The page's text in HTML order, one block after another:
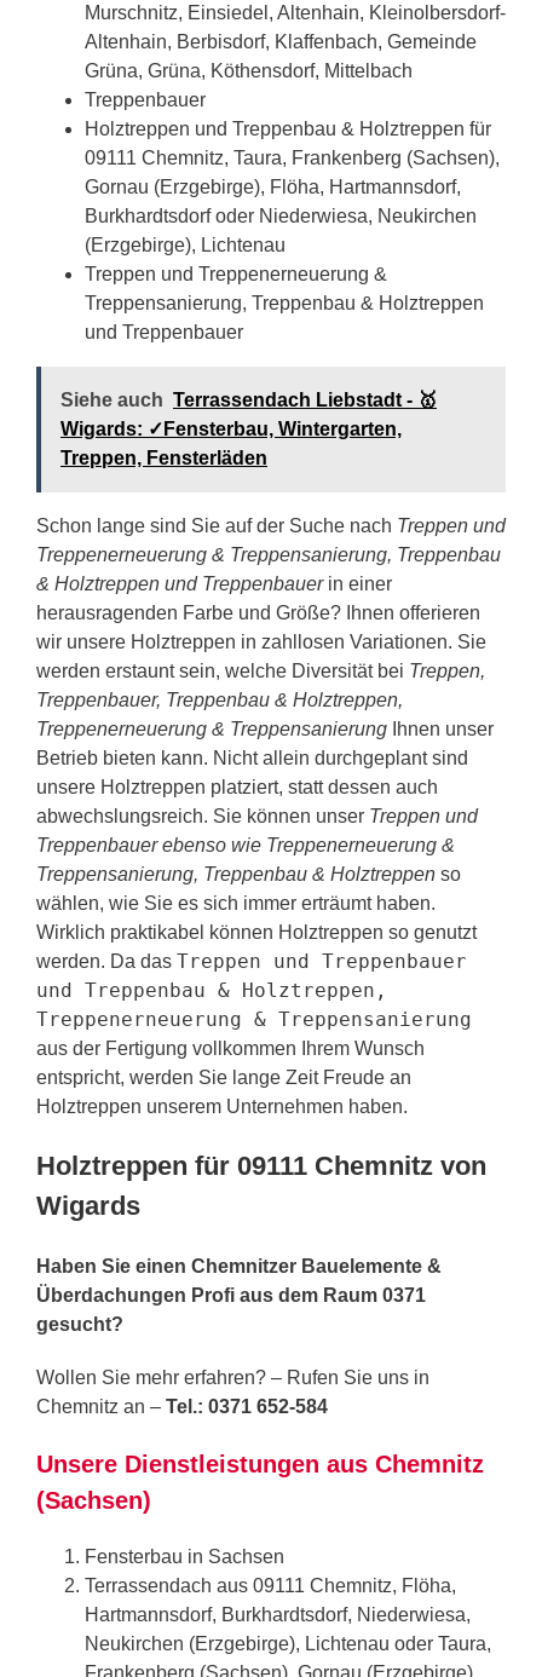
Murschnitz, Einsiedel, Altenhain, Kleinolbersdorf-
Altenhain, Berbisdorf, Klaffenbach, Gemeinde
Grüna, Grüna, Köthensdorf, Mittelbach
Treppenbauer
Holztreppen und Treppenbau & Holztreppen für
09111 Chemnitz, Taura, Frankenberg (Sachsen),
Gornau (Erzgebirge), Flöha, Hartmannsdorf,
Burkhardtsdorf oder Niederwiesa, Neukirchen
(Erzgebirge), Lichtenau
Treppen und Treppenerneuerung &
Treppensanierung, Treppenbau & Holztreppen
und Treppenbauer
Siehe auch Terrassendach Liebstadt - 🥇
Wigards: ✓Fensterbau, Wintergarten,
Treppen, Fensterläden
Schon lange sind Sie auf der Suche nach Treppen und
Treppenerneuerung & Treppensanierung, Treppenbau
& Holztreppen und Treppenbauerin einer
herausragenden Farbe und Größe? Ihnen offerieren
wir unsere Holztreppen in zahllosen Variationen. Sie
werden erstaunt sein, welche Diversität bei Treppen,
Treppenbauer, Treppenbau & Holztreppen,
Treppenerneuerung & Treppensanierung Ihnen unser
Betrieb bieten kann. Nicht allein durchgeplant sind
unsere Holztreppen platziert, statt dessen auch
abwechslungsreich. Sie können unser Treppen und
Treppenbauer ebenso wie Treppenerneuerung &
Treppensanierung, Treppenbau & Holztreppen so
wählen, wie Sie es sich immer erträumt haben.
Wirklich praktikabel können Holztreppen so genutzt
werden. Da das Treppen und Treppenbauer
und Treppenbau & Holztreppen,
Treppenerneuerung & Treppensanierung
aus der Fertigung vollkommen Ihrem Wunsch
entspricht, werden Sie lange Zeit Freude an
Holztreppen unserem Unternehmen haben.
Holztreppen für 09111 Chemnitz von
Wigards
Haben Sie einen Chemnitzer Bauelemente &
Überdachungen Profi aus dem Raum 0371
gesucht?
Wollen Sie mehr erfahren? – Rufen Sie uns in
Chemnitz an – Tel.: 0371 652-584
Unsere Dienstleistungen aus Chemnitz
(Sachsen)
Fensterbau in Sachsen
Terrassendach aus 09111 Chemnitz, Flöha,
Hartmannsdorf, Burkhardtsdorf, Niederwiesa,
Neukirchen (Erzgebirge), Lichtenau oder Taura,
Frankenberg (Sachsen), Gornau (Erzgebirge)